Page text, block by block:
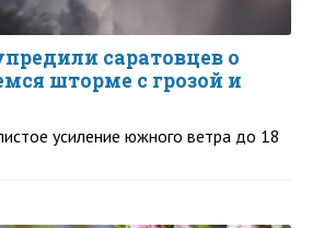
саратовцев о
шторме с грозой и
усиление южного ветра до 18